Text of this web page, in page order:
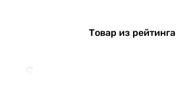
Товар из рейтинга